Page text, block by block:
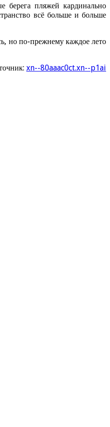
пляжей кардинально
всё больше и больше
но по-прежнему каждое лето
xn--80aaac0ct.xn--p1ai